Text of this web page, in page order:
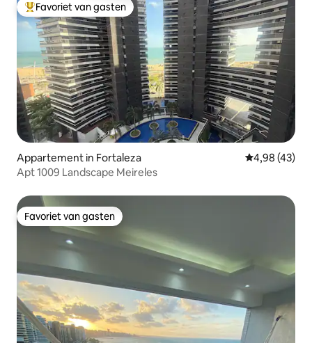
Topfavoriet van gasten
Favoriet van gasten
Appartement in Fortaleza Gemiddelde
4,98 (43)
Apt 1009 Landscape Meireles
Favoriet van gasten
Favoriet van gasten